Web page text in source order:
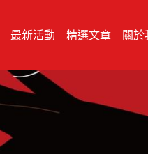
最新活動 精選文章 關於